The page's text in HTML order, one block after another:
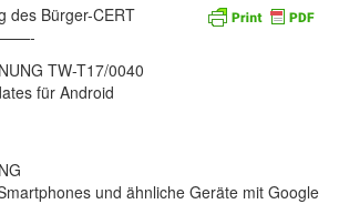
des Bürger-CERT
TW-T17/0040
für Android
und ähnliche Geräte mit Google